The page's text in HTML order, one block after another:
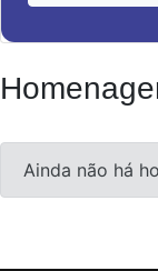
Ainda não há